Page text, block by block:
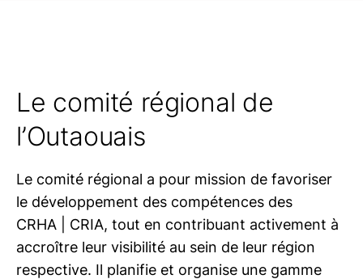
Mauricie
Montérégie
Capitale-Nationale et Chaudière-
Appalaches
Saguenay-Lac-Saint-Jean
Le comité régional de
l’Outaouais
Le comité régional a pour mission de favoriser
le développement des compétences des
CRHA | CRIA, tout en contribuant activement à
accroître leur visibilité au sein de leur région
respective. Il planifie et organise une gamme